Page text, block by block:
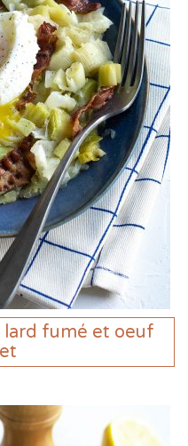
lard fumé et oeuf